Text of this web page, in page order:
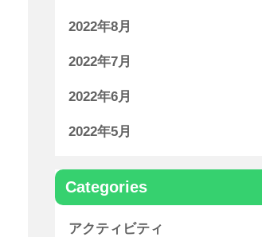
2022年8月
2022年7月
2022年6月
2022年5月
Categories
アクティビティ